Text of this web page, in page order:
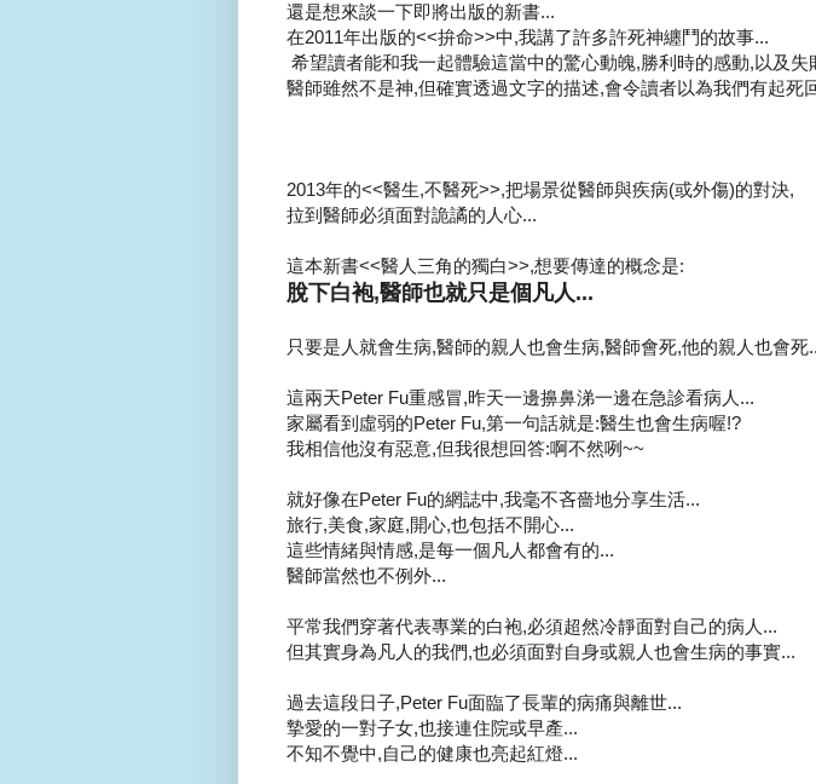
還是想來談一下即將出版的新書...
在2011年出版的<<拚命>>中,我講了許多許死神纏鬥的故事...
希望讀者能和我一起體驗這當中的驚心動魄,勝利時的感動,以及失
醫師雖然不是神,但確實透過文字的描述,會令讀者以為我們有起死
2013年的<<醫生,不醫死>>,把場景從醫師與疾病(或外傷)的對決,
拉到醫師必須面對詭譎的人心...
這本新書<<醫人三角的獨白>>,想要傳達的概念是:
脫下白袍,醫師也就只是個凡人...
只要是人就會生病,醫師的親人也會生病,醫師會死,他的親人也會死
這兩天Peter Fu重感冒,昨天一邊擤鼻涕一邊在急診看病人...
家屬看到虛弱的Peter Fu,第一句話就是:醫生也會生病喔!?
我相信他沒有惡意,但我很想回答:啊不然咧~~
就好像在Peter Fu的網誌中,我毫不吝嗇地分享生活...
旅行,美食,家庭,開心,也包括不開心...
這些情緒與情感,是每一個凡人都會有的...
醫師當然也不例外...
平常我們穿著代表專業的白袍,必須超然冷靜面對自己的病人...
但其實身為凡人的我們,也必須面對自身或親人也會生病的事實...
過去這段日子,Peter Fu面臨了長輩的病痛與離世...
摯愛的一對子女,也接連住院或早產...
不知不覺中,自己的健康也亮起紅燈...